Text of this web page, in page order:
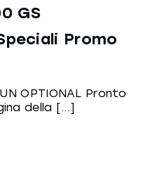
GS
Promo
OPTIONAL Pronto
della [...]